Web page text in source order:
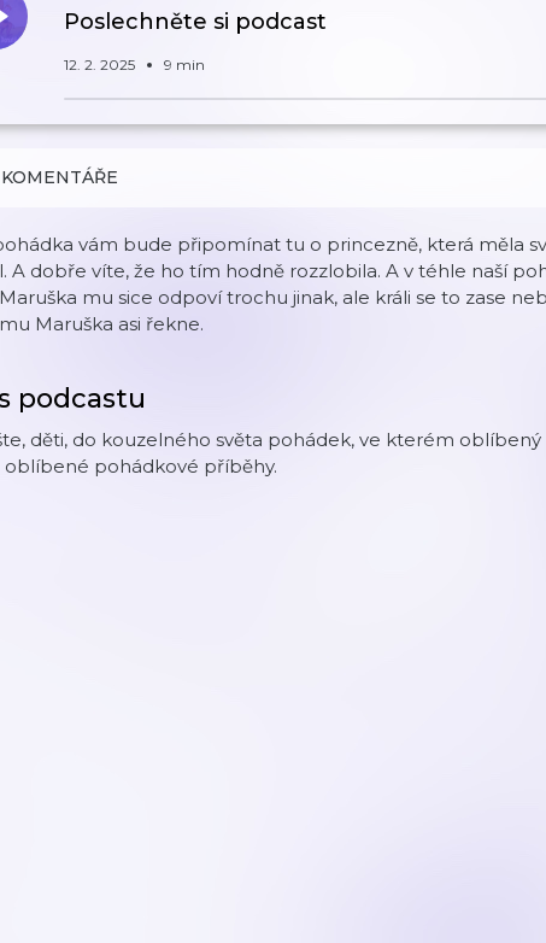
Poslechněte si podcast
12. 2. 2025 9 min
KOMENTÁŘE
vám bude připomínat tu o princezně, která měla
A dobře víte, že ho tím hodně rozzlobila. A v téhle naší
mu sice odpoví trochu jinak, ale králi se to zase
Maruška asi řekne.
podcastu
děti, do kouzelného světa pohádek, ve kterém
oblíbené pohádkové příběhy.